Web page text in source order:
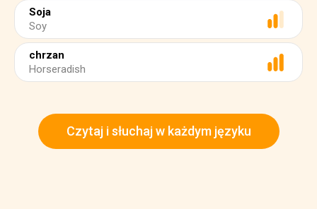
Soja
Soy
chrzan
Horseradish
Czytaj i słuchaj w każdym języku